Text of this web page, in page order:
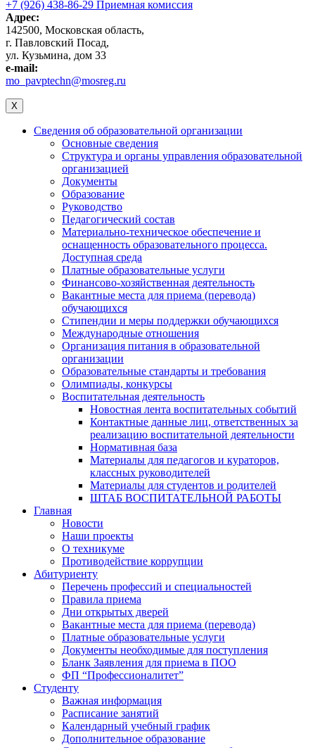
+7 (926) 438-86-29 Приемная комиссия
Адрес:
142500, Московская область,
г. Павловский Посад,
ул. Кузьмина, дом 33
e-mail:
mo_pavptechn@mosreg.ru
X
Сведения об образовательной организации
Основные сведения
Структура и органы управления образовательной
организацией
Документы
Образование
Руководство
Педагогический состав
Материально-техническое обеспечение и
оснащенность образовательного процесса.
Доступная среда
Платные образовательные услуги
Финансово-хозяйственная деятельность
Вакантные места для приема (перевода)
обучающихся
Стипендии и меры поддержки обучающихся
Международные отношения
Организация питания в образовательной
организации
Образовательные стандарты и требования
Олимпиады, конкурсы
Воспитательная деятельность
Новостная лента воспитательных событий
Контактные данные лиц, ответственных за
реализацию воспитательной деятельности
Нормативная база
Материалы для педагогов и кураторов,
классных руководителей
Материалы для студентов и родителей
ШТАБ ВОСПИТАТЕЛЬНОЙ РАБОТЫ
Главная
Новости
Наши проекты
О техникуме
Противодействие коррупции
Абитуриенту
Перечень профессий и специальностей
Правила приема
Дни открытых дверей
Вакантные места для приема (перевода)
Платные образовательные услуги
Документы необходимые для поступления
Бланк Заявления для приема в ПОО
ФП “Профессионалитет”
Студенту
Важная информация
Расписание занятий
Календарный учебный график
Дополнительное образование